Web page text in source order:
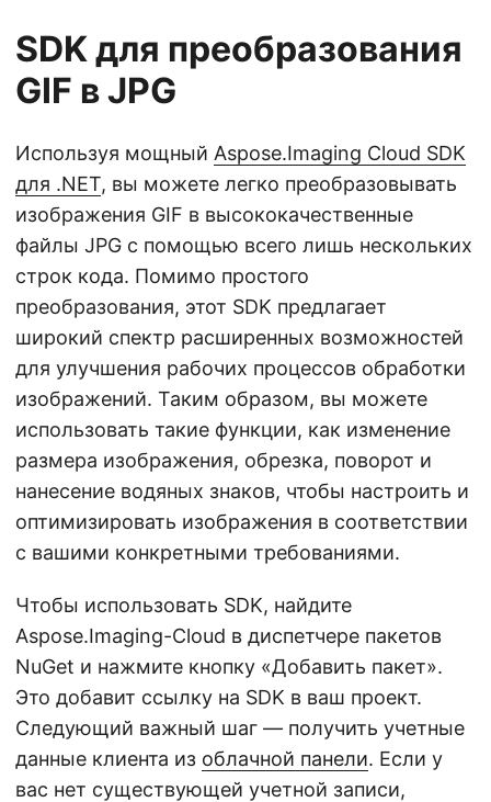
SDK для преобразования
GIF в JPG
Используя мощный Aspose.Imaging Cloud SDK
для .NET, вы можете легко преобразовывать
изображения GIF в высококачественные
файлы JPG с помощью всего лишь нескольких
строк кода. Помимо простого
преобразования, этот SDK предлагает
широкий спектр расширенных возможностей
для улучшения рабочих процессов обработки
изображений. Таким образом, вы можете
использовать такие функции, как изменение
размера изображения, обрезка, поворот и
нанесение водяных знаков, чтобы настроить и
оптимизировать изображения в соответствии
с вашими конкретными требованиями.
Чтобы использовать SDK, найдите
Aspose.Imaging-Cloud в диспетчере пакетов
NuGet и нажмите кнопку «Добавить пакет».
Это добавит ссылку на SDK в ваш проект.
Следующий важный шаг — получить учетные
данные клиента из облачной панели. Если у
вас нет существующей учетной записи,